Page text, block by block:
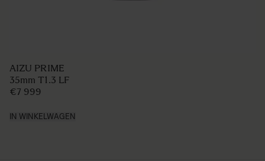
AIZU PRIME
35mm T1.3 LF
€7 999
IN WINKELWAGEN